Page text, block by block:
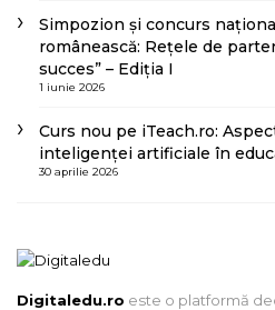
Simpozion și concurs
românească: Rețele de
succes” – Ediția I
1 iunie 2026
Curs nou pe iTeach.ro:
inteligenței artificiale în
30 aprilie 2026
Digitaledu.ro este o platformă